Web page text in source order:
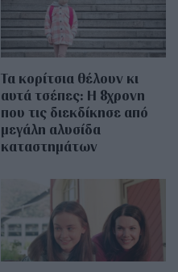
Τα κορίτσια θέλουν κι
αυτά τσέπες: Η 8χρονη
που τις διεκδίκησε από
μεγάλη αλυσίδα
καταστημάτων